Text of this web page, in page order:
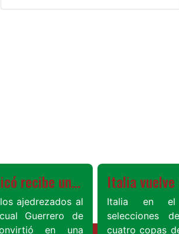
Boyacá Chicó recibe una goleada histórica con América en el Pascual Guerrero
ajedrezados al
Guerrero de
en una
Italia en
selecciones
cuatro copas